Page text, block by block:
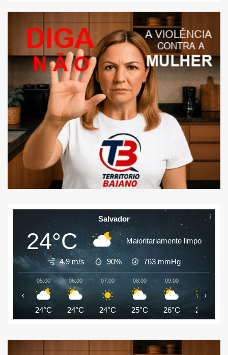
Salvador
24°C Maioritariamente limpo
4.9 m/s 90% 763 mmHg
05:00
24°C
06:00
24°C
07:00
24°C
08:00
25°C
09:00
26°C 27°C
‹ ›